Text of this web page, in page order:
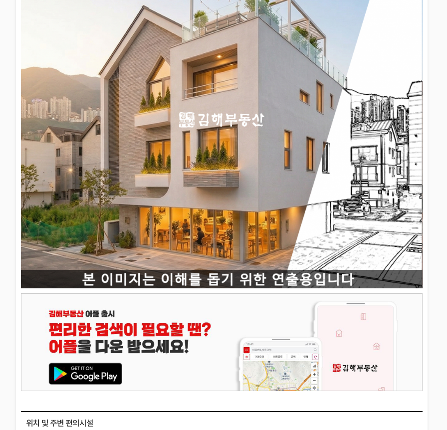
위치 및 주변 편의시설